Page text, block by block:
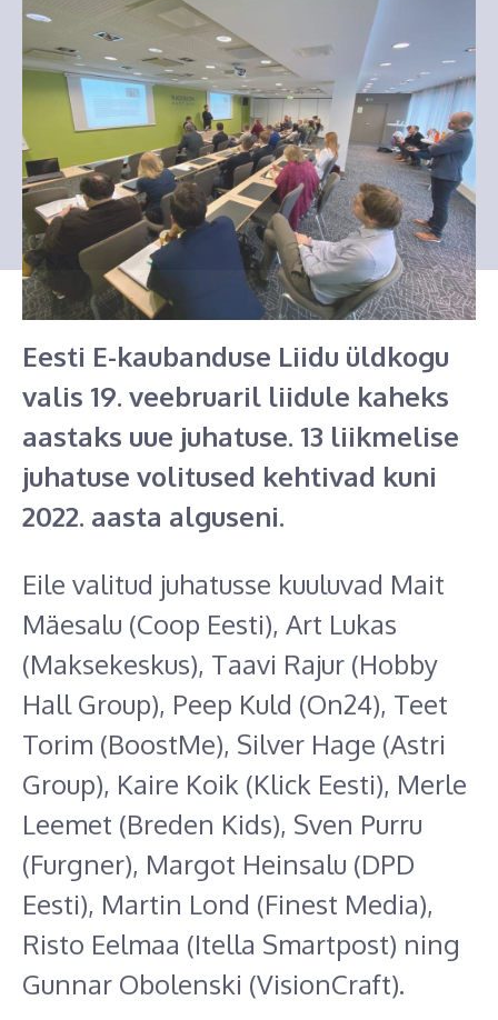
Eesti E-kaubanduse Liidu üldkogu
valis 19. veebruaril liidule kaheks
aastaks uue juhatuse. 13 liikmelise
juhatuse volitused kehtivad kuni
2022. aasta alguseni.
Eile valitud juhatusse kuuluvad Mait
Mäesalu (Coop Eesti), Art Lukas
(Maksekeskus), Taavi Rajur (Hobby
Hall Group), Peep Kuld (On24), Teet
Torim (BoostMe), Silver Hage (Astri
Group), Kaire Koik (Klick Eesti), Merle
Leemet (Breden Kids), Sven Purru
(Furgner), Margot Heinsalu (DPD
Eesti), Martin Lond (Finest Media),
Risto Eelmaa (Itella Smartpost) ning
Gunnar Obolenski (VisionCraft).